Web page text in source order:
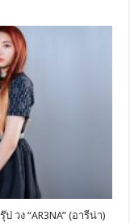
วง “AR3NA” (อารีน่า)